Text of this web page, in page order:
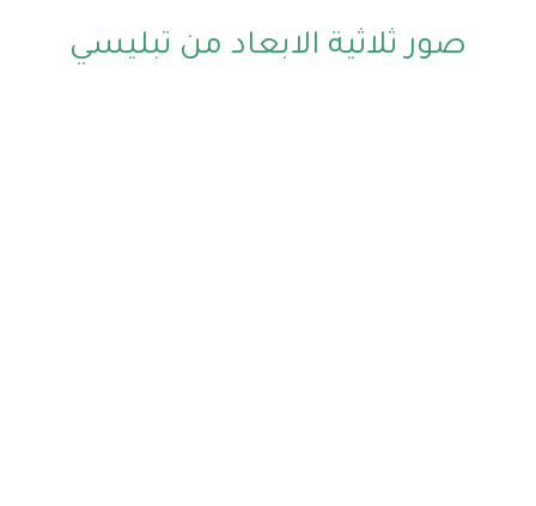
صور ثلاثية الابعاد من تبليسي